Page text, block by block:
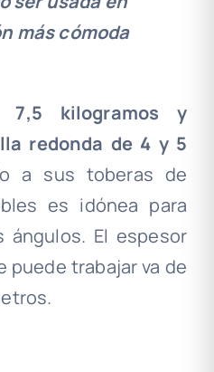
más cómoda
7,5 kilogramos y
redonda de 4 y 5
a sus toberas de
es idónea para
El espesor
puede trabajar va de